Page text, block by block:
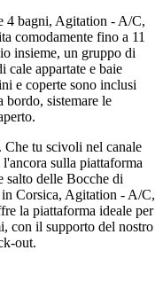
4 bagni, Agitation - A/C,
comodamente fino a 11
insieme, un gruppo di
cale appartate e baie
e coperte sono inclusi
bordo, sistemare le
tu scivoli nel canale
sulla piattaforma
salto delle Bocche di
Corsica, Agitation - A/C,
la piattaforma ideale per
con il supporto del nostro
out.